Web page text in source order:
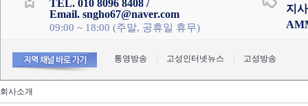
TEL. 010 8096 8408 /
Email. sngho67@naver.com
09:00 ~ 18:00 (주말, 공휴일 휴무)
지
통영방송 고성인터넷뉴스 고성방송
회사소개